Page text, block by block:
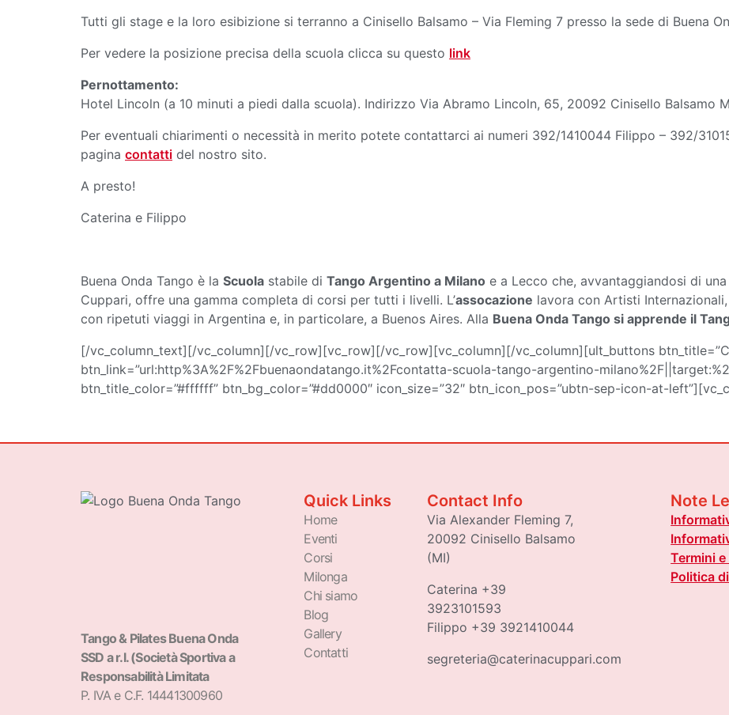
Tutti gli stage e la loro esibizione si terranno a Cinisello Balsamo – Via Fleming 7 presso la sede di Buena
Per vedere la posizione precisa della scuola clicca su questo link
Pernottamento:
Hotel Lincoln (a 10 minuti a piedi dalla scuola). Indirizzo Via Abramo Lincoln, 65, 20092 Cinisello Balsamo
Per eventuali chiarimenti o necessità in merito potete contattarci ai numeri 392/1410044 Filippo – 392/
pagina contatti del nostro sito.
A presto!
Caterina e Filippo
Buena Onda Tango è la Scuola stabile di Tango Argentino a Milano e a Lecco che, avvantaggiandosi di
Cuppari, offre una gamma completa di corsi per tutti i livelli. L’assocazione lavora con Artisti
con ripetuti viaggi in Argentina e, in particolare, a Buenos Aires. Alla Buena Onda Tango si apprende il
[/vc_column_text][/vc_column][/vc_row][vc_row][/vc_row][vc_column][/vc_column][ult_buttons
btn_link=”url:http%3A%2F%2Fbuenaondatango.it%2Fcontatta-scuola-tango-argentino-
btn_title_color=”#ffffff” btn_bg_color=”#dd0000″ icon_size=”32″ btn_icon_pos=”ubtn-sep-icon-at-
Tango & Pilates Buena Onda
SSD a r.l. (Società Sportiva a
Responsabilità Limitata
P. IVA e C.F. 14441300960
Quick Links
Home
Eventi
Corsi
Milonga
Chi siamo
Blog
Gallery
Contatti
Contact Info
Via Alexander Fleming 7,
20092 Cinisello Balsamo
(MI)
Caterina +39
3923101593
Filippo +39 3921410044
segreteria@caterinacuppari.com
Note
Termini
Politica